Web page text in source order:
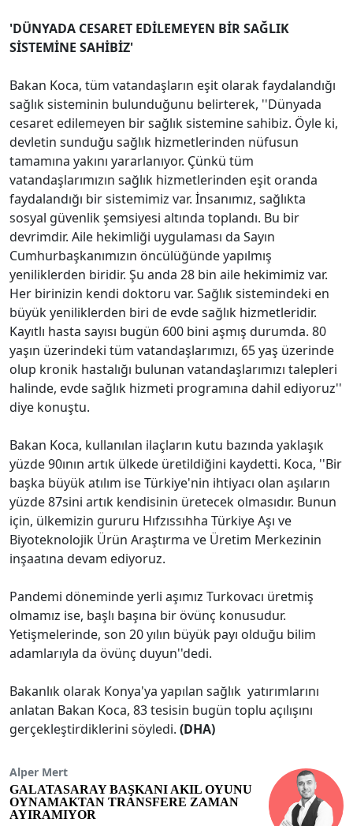
'DÜNYADA CESARET EDİLEMEYEN BİR SAĞLIK
SİSTEMİNE SAHİBİZ'
Bakan Koca, tüm vatandaşların eşit olarak faydalandığı
sağlık sisteminin bulunduğunu belirterek, ''Dünyada
cesaret edilemeyen bir sağlık sistemine sahibiz. Öyle ki,
devletin sunduğu sağlık hizmetlerinden nüfusun
tamamına yakını yararlanıyor. Çünkü tüm
vatandaşlarımızın sağlık hizmetlerinden eşit oranda
faydalandığı bir sistemimiz var. İnsanımız, sağlıkta
sosyal güvenlik şemsiyesi altında toplandı. Bu bir
devrimdir. Aile hekimliği uygulaması da Sayın
Cumhurbaşkanımızın öncülüğünde yapılmış
yeniliklerden biridir. Şu anda 28 bin aile hekimimiz var.
Her birinizin kendi doktoru var. Sağlık sistemindeki en
büyük yeniliklerden biri de evde sağlık hizmetleridir.
Kayıtlı hasta sayısı bugün 600 bini aşmış durumda. 80
yaşın üzerindeki tüm vatandaşlarımızı, 65 yaş üzerinde
olup kronik hastalığı bulunan vatandaşlarımızı talepleri
halinde, evde sağlık hizmeti programına dahil ediyoruz''
diye konuştu.
Bakan Koca, kullanılan ilaçların kutu bazında yaklaşık
yüzde 90ının artık ülkede üretildiğini kaydetti. Koca, ''Bir
başka büyük atılım ise Türkiye'nin ihtiyacı olan aşıların
yüzde 87sini artık kendisinin üretecek olmasıdır. Bunun
için, ülkemizin gururu Hıfzıssıhha Türkiye Aşı ve
Biyoteknolojik Ürün Araştırma ve Üretim Merkezinin
inşaatına devam ediyoruz.
Pandemi döneminde yerli aşımız Turkovacı üretmiş
olmamız ise, başlı başına bir övünç konusudur.
Yetişmelerinde, son 20 yılın büyük payı olduğu bilim
adamlarıyla da övünç duyun''dedi.
Bakanlık olarak Konya'ya yapılan sağlık yatırımlarını
anlatan Bakan Koca, 83 tesisin bugün toplu açılışını
gerçekleştirdiklerini söyledi. (DHA)
Alper Mert
GALATASARAY BAŞKANI AKIL OYUNU
OYNAMAKTAN TRANSFERE ZAMAN
AYIRAMIYOR